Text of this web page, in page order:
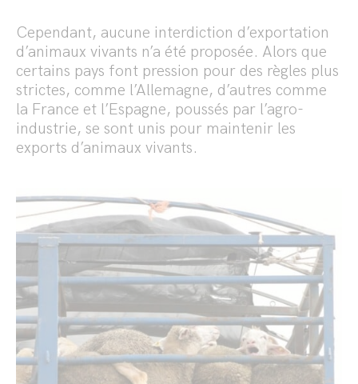
Cependant, aucune interdiction d’exportation
d’animaux vivants n’a été proposée. Alors que
certains pays font pression pour des règles plus
strictes, comme l’Allemagne, d’autres comme
la France et l’Espagne, poussés par l’agro-
industrie, se sont unis pour maintenir les
exports d’animaux vivants.